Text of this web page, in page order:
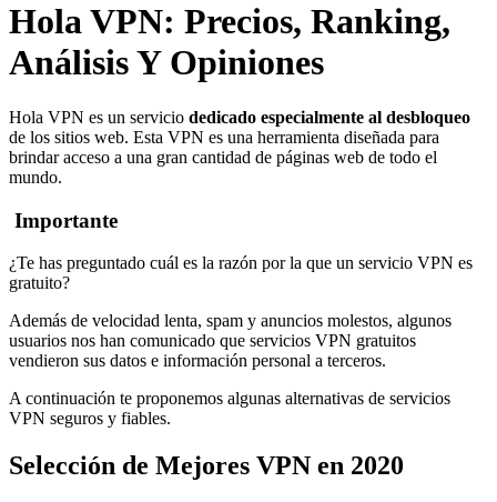
Hola VPN: Precios, Ranking,
Análisis Y Opiniones
Hola VPN es un servicio dedicado especialmente al desbloqueo
de los sitios web. Esta VPN es una herramienta diseñada para
brindar acceso a una gran cantidad de páginas web de todo el
mundo.
Importante
¿Te has preguntado cuál es la razón por la que un servicio VPN es
gratuito?
Además de velocidad lenta, spam y anuncios molestos, algunos
usuarios nos han comunicado que servicios VPN gratuitos
vendieron sus datos e información personal a terceros.
A continuación te proponemos algunas alternativas de servicios
VPN seguros y fiables.
Selección de Mejores VPN en 2020